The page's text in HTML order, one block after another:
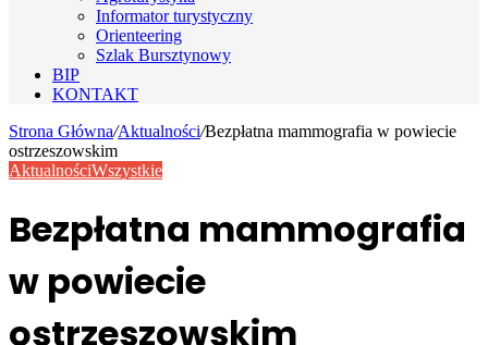
Informator turystyczny
Orienteering
Szlak Bursztynowy
BIP
KONTAKT
Strona Główna/Aktualności/Bezpłatna mammografia w powiecie
ostrzeszowskim
AktualnościWszystkie
Bezpłatna mammografia
w powiecie
ostrzeszowskim